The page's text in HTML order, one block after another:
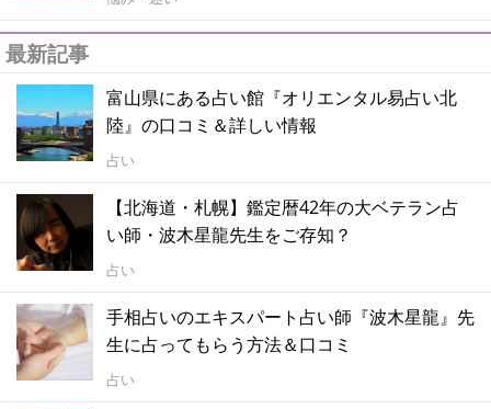
最新記事
富山県にある占い館『オリエンタル易占い北
陸』の口コミ＆詳しい情報
占い
【北海道・札幌】鑑定暦42年の大ベテラン占
い師・波木星龍先生をご存知？
占い
手相占いのエキスパート占い師『波木星龍』先
生に占ってもらう方法＆口コミ
占い